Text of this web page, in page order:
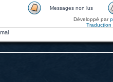
Messages non lus
Développé par
Traduction